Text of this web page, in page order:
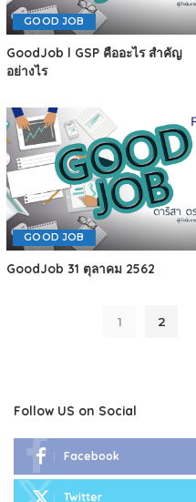
GOOD JOB
GoodJob l GSP คืออะไร สำคัญ
อย่างไร
GOOD JOB
GoodJob 31 ตุลาคม 2562
1 2
Follow US on Social
Facebook
Twitter